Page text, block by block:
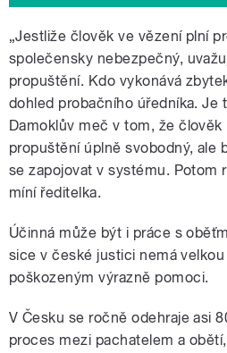
„Jestliže člověk ve vězení plní
společensky nebezpečný,
propuštění. Kdo vykonává
dohled probačního úředníka. Je
Damoklův meč v tom, že
propuštění úplně svobodný, ale
se zapojovat v systému. Potom
míní ředitelka.
Účinná může být i práce s
sice v české justici nemá
poškozeným výrazně pomoci.
V Česku se ročně odehraje asi
proces mezi pachatelem a